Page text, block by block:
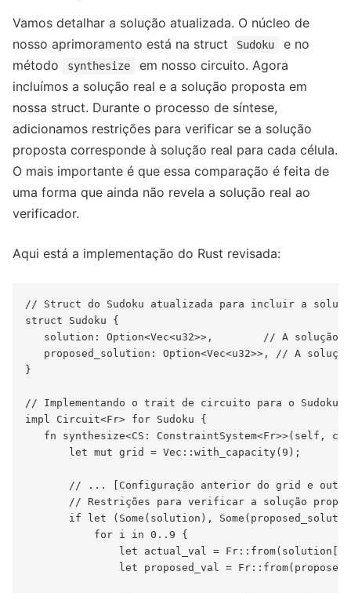
Vamos detalhar a solução atualizada. O núcleo de
nosso aprimoramento está na struct
Sudoku
e no
método
synthesize
em nosso circuito. Agora
incluímos a solução real e a solução proposta em
nossa struct. Durante o processo de síntese,
adicionamos restrições para verificar se a solução
proposta corresponde à solução real para cada célula.
O mais importante é que essa comparação é feita de
uma forma que ainda não revela a solução real ao
verificador.
Aqui está a implementação do Rust revisada:
// Struct do Sudoku atualizada para incluir a
struct Sudoku {
solution: Option<Vec<u32>>,        // A solução
proposed_solution: Option<Vec<u32>>, // A
}
// Implementando o trait de circuito para o Sudoku
impl Circuit<Fr> for Sudoku {
fn synthesize<CS: ConstraintSystem<Fr>>(self,
       let mut grid = Vec::with_capacity(9);
// ... [Configuração anterior do grid e
// Restrições para verificar a solução
if let (Some(solution),
           for i in 0..9 {
let actual_val =
let proposed_val =